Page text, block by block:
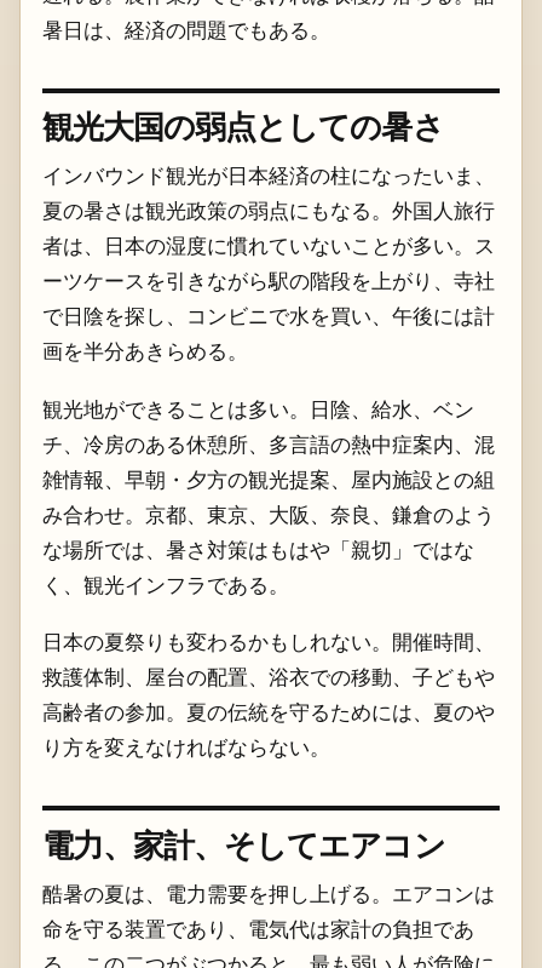
暑日は、経済の問題でもある。
観光大国の弱点としての暑さ
インバウンド観光が日本経済の柱になったいま、
夏の暑さは観光政策の弱点にもなる。外国人旅行
者は、日本の湿度に慣れていないことが多い。ス
ーツケースを引きながら駅の階段を上がり、寺社
で日陰を探し、コンビニで水を買い、午後には計
画を半分あきらめる。
観光地ができることは多い。日陰、給水、ベン
チ、冷房のある休憩所、多言語の熱中症案内、混
雑情報、早朝・夕方の観光提案、屋内施設との組
み合わせ。京都、東京、大阪、奈良、鎌倉のよう
な場所では、暑さ対策はもはや「親切」ではな
く、観光インフラである。
日本の夏祭りも変わるかもしれない。開催時間、
救護体制、屋台の配置、浴衣での移動、子どもや
高齢者の参加。夏の伝統を守るためには、夏のや
り方を変えなければならない。
電力、家計、そしてエアコン
酷暑の夏は、電力需要を押し上げる。エアコンは
命を守る装置であり、電気代は家計の負担であ